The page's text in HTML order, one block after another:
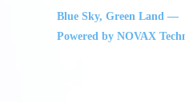
Blue Sky, Green Land —
Powered by NOVAX